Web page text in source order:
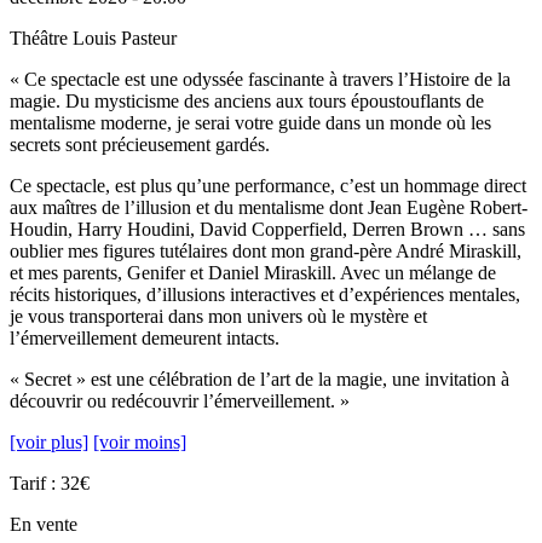
Théâtre Louis Pasteur
« Ce spectacle est une odyssée fascinante à travers l’Histoire de la
magie. Du mysticisme des anciens aux tours époustouflants de
mentalisme moderne, je serai votre guide dans un monde où les
secrets sont précieusement gardés.
Ce spectacle, est plus qu’une performance, c’est un hommage direct
aux maîtres de l’illusion et du mentalisme dont Jean Eugène Robert-
Houdin, Harry Houdini, David Copperfield, Derren Brown … sans
oublier mes figures tutélaires dont mon grand-père André Miraskill,
et mes parents, Genifer et Daniel Miraskill. Avec un mélange de
récits historiques, d’illusions interactives et d’expériences mentales,
je vous transporterai dans mon univers où le mystère et
l’émerveillement demeurent intacts.
« Secret » est une célébration de l’art de la magie, une invitation à
découvrir ou redécouvrir l’émerveillement. »
[voir plus] [voir moins]
Tarif : 32€
En vente